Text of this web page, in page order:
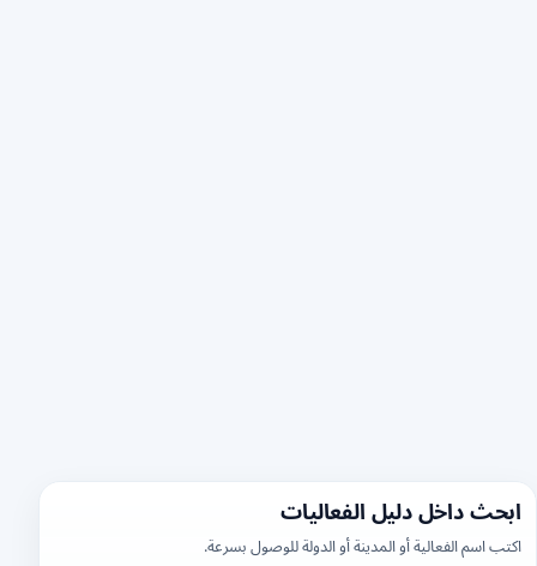
ابحث داخل دليل الفعاليات
اكتب اسم الفعالية أو المدينة أو الدولة للوصول بسرعة.